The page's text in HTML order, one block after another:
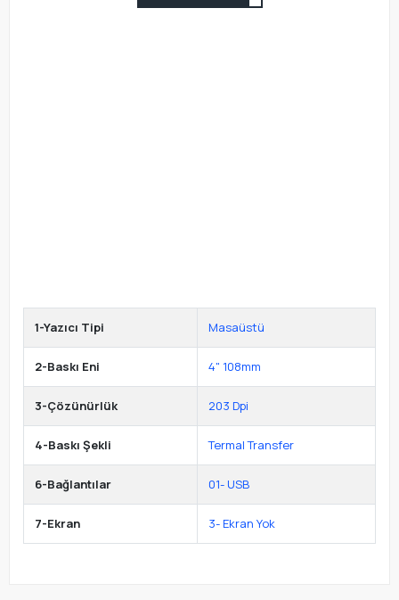
1-Yazıcı Tipi Masaüstü
2-Baskı Eni 4" 108mm
3-Çözünürlük 203 Dpi
4-Baskı Şekli Termal Transfer
6-Bağlantılar 01- USB
7-Ekran 3- Ekran Yok